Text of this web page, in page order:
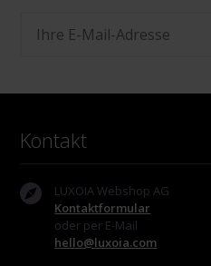
Kontakt
LUXOIA Webshop AG
Kontaktformular
oder per E-Mail
hello@luxoia.com